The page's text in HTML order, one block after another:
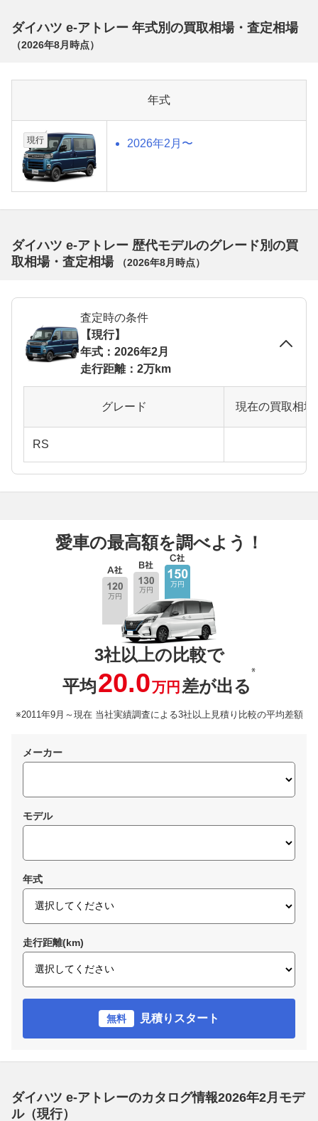
ダイハツ e-アトレー 年式別の買取相場・査定相場
（2026年8月 時点）
年式
現行 2026年2月〜
ダイハツ e-アトレー 歴代モデルのグレード別の買
取相場・査定相場
（2026年8月 時点）
査定時の条件
【現行】
年式：2026年2月
走行距離：2万km
グレード 現在の買取相
RS
愛車の最高額を調べよう！
3社以上の比較で
平均20.0万円 差が出る
※
※2011年9月～現在 当社実績調査による3社以上見積り比較の平均差額
メーカー
モデル
年式
走行距離(km)
無料 見積りスタート
ダイハツ e-アトレーのカタログ情報2026年2月モデ
ル（現行）